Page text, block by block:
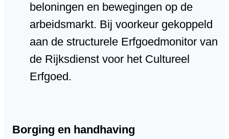
beloningen en bewegingen op de
arbeidsmarkt. Bij voorkeur gekoppeld
aan de structurele Erfgoedmonitor van
de Rijksdienst voor het Cultureel
Erfgoed.
Borging en handhaving